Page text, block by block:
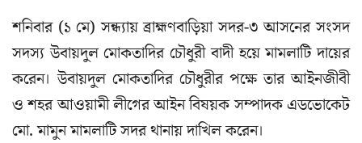
শনিবার (১ মে) সন্ধ্যায় ব্রাহ্মণবাড়িয়া সদর-৩ আসনের সংসদ
সদস্য উবায়দুল মোকতাদির চৌধুরী বাদী হয়ে মামলাটি দায়ের
করেন। উবায়দুল মোকতাদির চৌধুরীর পক্ষে তার আইনজীবী
ও শহর আওয়ামী লীগের আইন বিষয়ক সম্পাদক এডভোকেট
মো. মামুন মামলাটি সদর থানায় দাখিল করেন।